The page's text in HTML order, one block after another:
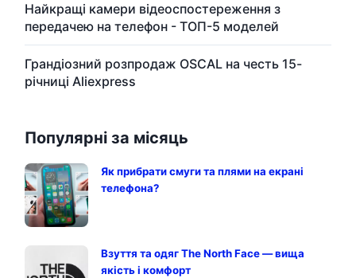
Найкращі камери відеоспостереження з
передачею на телефон - ТОП-5 моделей
Грандіозний розпродаж OSCAL на честь 15-
річниці Aliexpress
Популярні за місяць
Як прибрати смуги та плями на екрані
телефона?
Взуття та одяг The North Face — вища
якість і комфорт